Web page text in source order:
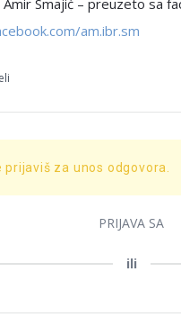
Smajić – preuzeto sa
am.ibr.sm
prijaviš za unos odgovora.
PRIJAVA SA
ili